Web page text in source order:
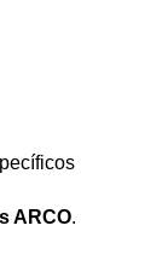
ARCO.